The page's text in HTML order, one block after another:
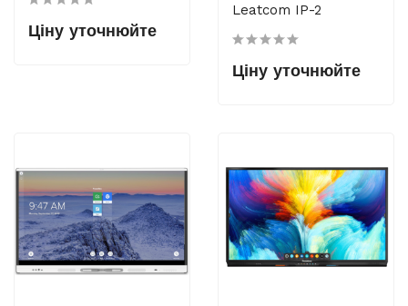
Ціну уточнюйте
Leatcom IP-2
Ціну уточнюйте